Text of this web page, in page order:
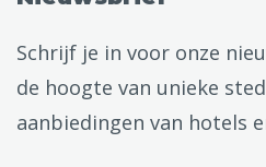
Schrijf je in voor onze
de hoogte van unieke
aanbiedingen van hotels